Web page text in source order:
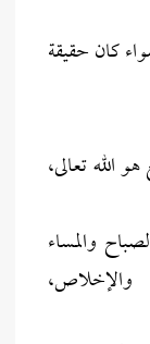
كان حقيقة
الله تعالى،
والمساء
والإخلاص،